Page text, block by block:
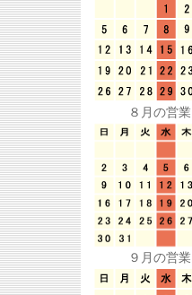
８月の営業
９月の営業